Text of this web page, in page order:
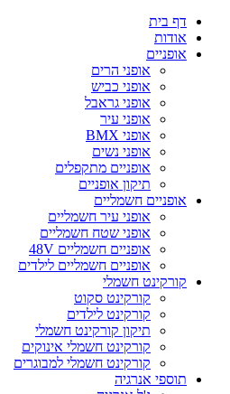
דף בית
אודות
אופניים
אופני הרים
אופני כביש
אופני גראבל
אופני עיר
אופני BMX
אופני נשים
אופניים מתקפלים
תיקון אופניים
אופניים חשמליים
אופני עיר חשמליים
אופני שטח חשמליים
אופניים חשמליים 48V
אופניים חשמליים לילדים
קורקינט חשמלי
קורקינט סקוט
קורקינט לילדים
תיקון קורקינט חשמלי
קורקינט חשמלי אינוקים
קורקינט חשמלי למבוגרים
תוספי אנרגיה